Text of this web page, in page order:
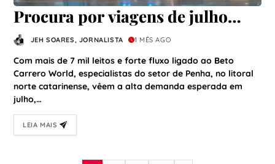
Procura por viagens de julho
cresce 40% e pressiona rede
hoteleira no litoral de SC
JEH SOARES, JORNALISTA 1 MÊS AGO
Com mais de 7 mil leitos e forte fluxo ligado ao Beto
Carrero World, especialistas do setor de Penha, no litoral
norte catarinense, vêem a alta demanda esperada em
julho,…
LEIA MAIS